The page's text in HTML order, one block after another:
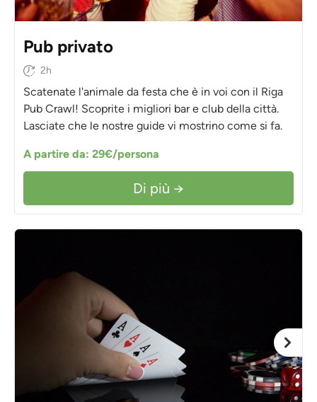
Pub privato
2h
Scatenate l'animale da festa che è in voi con il Riga
Pub Crawl! Scoprite i migliori bar e club della città.
Lasciate che le nostre guide vi mostrino come si fa.
A partire da: 29€/persona
Di più →